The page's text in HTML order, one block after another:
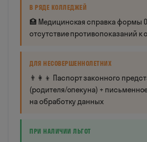
В РЯДЕ КОЛЛЕДЖЕЙ
🏥 Медицинская справка формы
отсутствие противопоказаний к
ДЛЯ НЕСОВЕРШЕННОЛЕТНИХ
👨‍👩‍👦 Паспорт законного
(родителя/опекуна) +
на обработку данных
ПРИ НАЛИЧИИ ЛЬГОТ